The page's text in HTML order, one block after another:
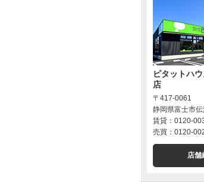
ピタットハ
店
〒417-0061
静岡県富士市
賃貸：0120-
売買：0120-
店舗